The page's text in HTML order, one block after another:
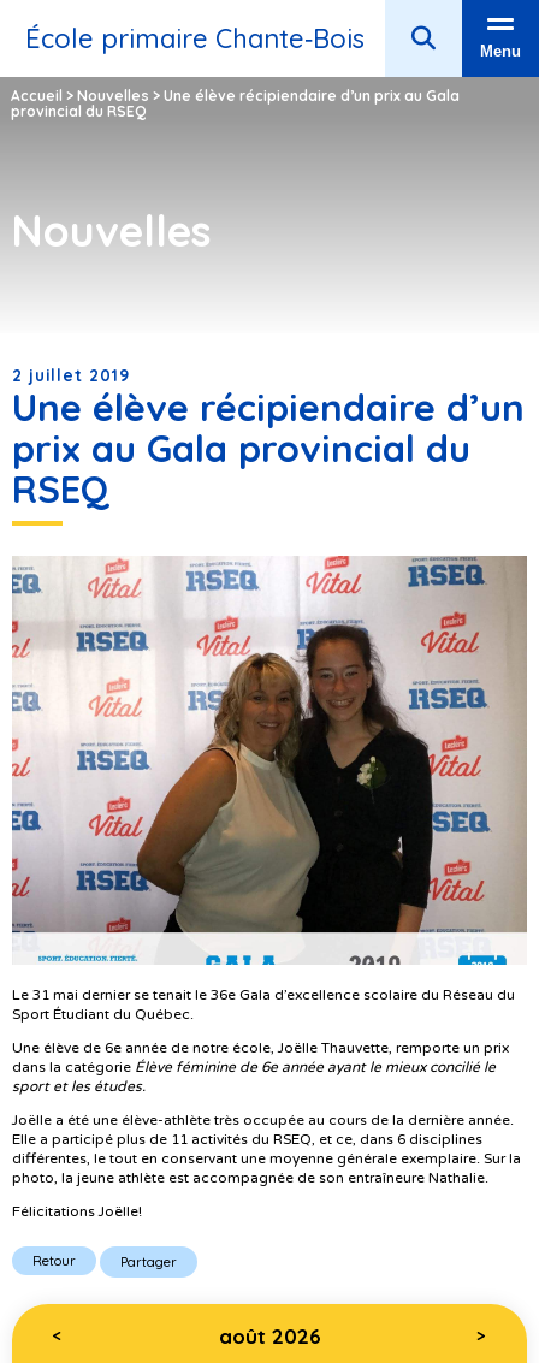
École primaire Chante‑Bois Menu
Accueil > Nouvelles > Une élève récipiendaire d’un prix au Gala
provincial du RSEQ
Nouvelles
2 juillet 2019
Une élève récipiendaire d’un
prix au Gala provincial du
RSEQ
Le 31 mai dernier se tenait le 36e Gala d’excellence scolaire du Réseau du
Sport Étudiant du Québec.
Une élève de 6e année de notre école, Joëlle Thauvette, remporte un prix
dans la catégorie Élève féminine de 6e année ayant le mieux concilié le
sport et les études.
Joëlle a été une élève-athlète très occupée au cours de la dernière année.
Elle a participé plus de 11 activités du RSEQ, et ce, dans 6 disciplines
différentes, le tout en conservant une moyenne générale exemplaire. Sur la
photo, la jeune athlète est accompagnée de son entraîneure Nathalie.
Félicitations Joëlle!
Retour Partager
< août 2026 >